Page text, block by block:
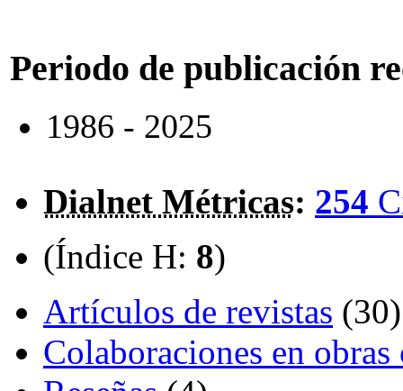
Periodo de publicación
1986 - 2025
Dialnet Métricas: 254
(Índice H: 8)
Artículos de revistas (30)
Colaboraciones en